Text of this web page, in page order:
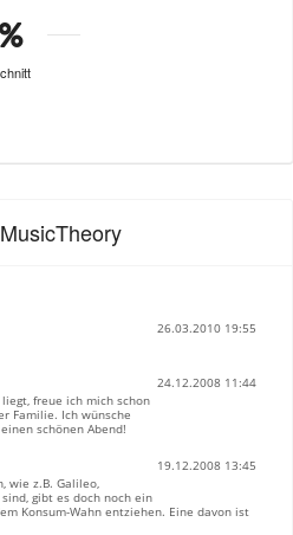
26.03.2010 19:55
24.12.2008 11:44
freue ich mich schon
Familie. Ich wünsche
schönen Abend!
19.12.2008 13:45
wie z.B. Galileo,
gibt es doch noch ein
Konsum-Wahn entziehen. Eine davon ist